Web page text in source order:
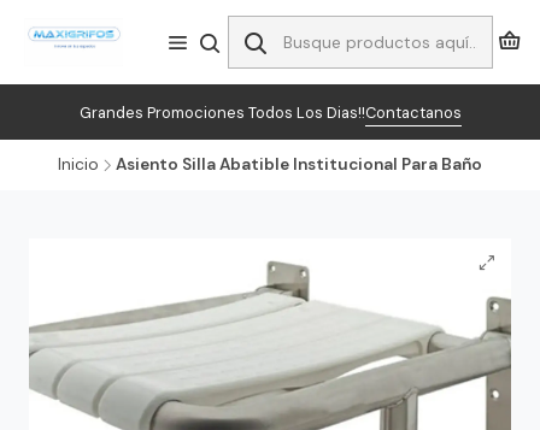
Grandes Promociones Todos Los Dias!!Contactanos
Inicio Asiento Silla Abatible Institucional Para Baño